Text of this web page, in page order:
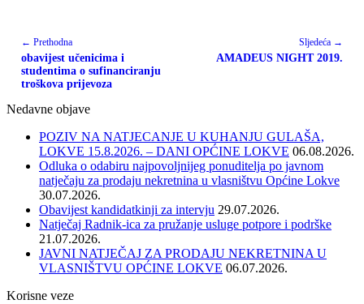
← Prethodna
obavijest učenicima i
studentima o sufinanciranju
troškova prijevoza
Sljedeća →
AMADEUS NIGHT 2019.
Nedavne objave
POZIV NA NATJECANJE U KUHANJU GULAŠA,
LOKVE 15.8.2026. – DANI OPĆINE LOKVE 06.08.2026.
Odluka o odabiru najpovoljnijeg ponuditelja po javnom
natječaju za prodaju nekretnina u vlasništvu Općine Lokve
30.07.2026.
Obavijest kandidatkinji za intervju 29.07.2026.
Natječaj Radnik-ica za pružanje usluge potpore i podrške
21.07.2026.
JAVNI NATJEČAJ ZA PRODAJU NEKRETNINA U
VLASNIŠTVU OPĆINE LOKVE 06.07.2026.
Korisne veze